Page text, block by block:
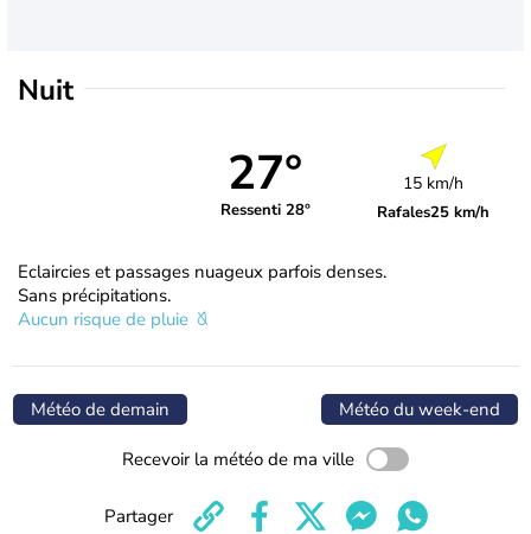
Nuit
27°
Ressenti 28°
15 km/h
Rafales25 km/h
Eclaircies et passages nuageux parfois denses.
Sans précipitations.
Aucun risque de pluie
Météo de demain Météo du week-end
Recevoir la météo de ma ville
Partager